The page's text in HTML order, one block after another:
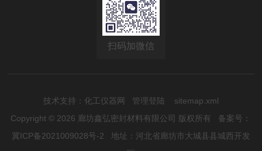
扫码加微信
技术支持： 化工仪器网 管理登陆
sitemap.xml
Copyright © 2026 廊坊鑫弘密封材料有限公司 版权所有 备案号：
冀ICP备2021009028号-2 地址：河北省廊坊市大城县县城西开发